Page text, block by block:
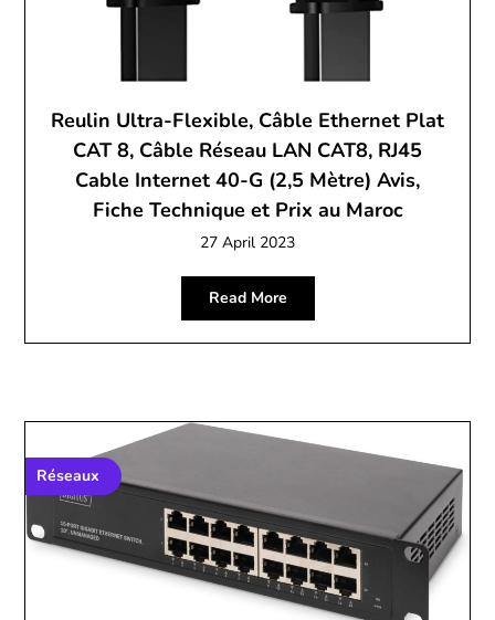
Reulin Ultra-Flexible, Câble Ethernet Plat
CAT 8, Câble Réseau LAN CAT8, RJ45
Cable Internet 40-G (2,5 Mètre) Avis,
Fiche Technique et Prix au Maroc
27 April 2023
Read More
Réseaux